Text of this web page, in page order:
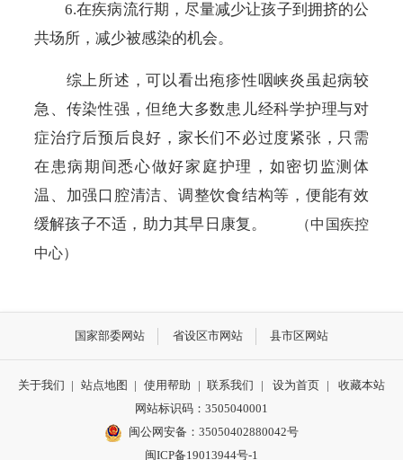
6.在疾病流行期，尽量减少让孩子到拥挤的公
共场所，减少被感染的机会。
综上所述，可以看出疱疹性咽峡炎虽起病较
急、传染性强，但绝大多数患儿经科学护理与对
症治疗后预后良好，家长们不必过度紧张，只需
在患病期间悉心做好家庭护理，如密切监测体
温、加强口腔清洁、调整饮食结构等，便能有效
缓解孩子不适，助力其早日康复。
（中国疾控
中心）
国家部委网站 省设区市网站 县市区网站
关于我们 | 站点地图 | 使用帮助 | 联系我们 | 设为首页 |
收藏本站
网站标识码：3505040001
闽公网安备：35050402880042号
闽ICP备19013944号-1